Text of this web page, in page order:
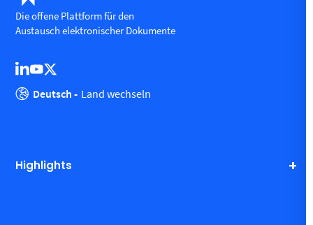
Die offene Plattform für den
Austausch elektronischer Dokumente
Deutsch - Land wechseln
Highlights